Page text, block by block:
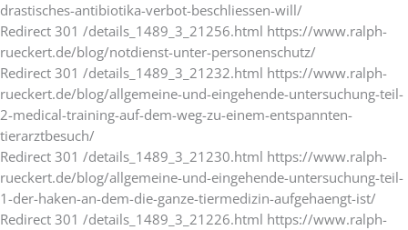
drastisches-antibiotika-verbot-beschliessen-will/
Redirect 301 /details_1489_3_21256.html https://www.ralph-
rueckert.de/blog/notdienst-unter-personenschutz/
Redirect 301 /details_1489_3_21232.html https://www.ralph-
rueckert.de/blog/allgemeine-und-eingehende-untersuchung-teil-
2-medical-training-auf-dem-weg-zu-einem-entspannten-
tierarztbesuch/
Redirect 301 /details_1489_3_21230.html https://www.ralph-
rueckert.de/blog/allgemeine-und-eingehende-untersuchung-teil-
1-der-haken-an-dem-die-ganze-tiermedizin-aufgehaengt-ist/
Redirect 301 /details_1489_3_21226.html https://www.ralph-